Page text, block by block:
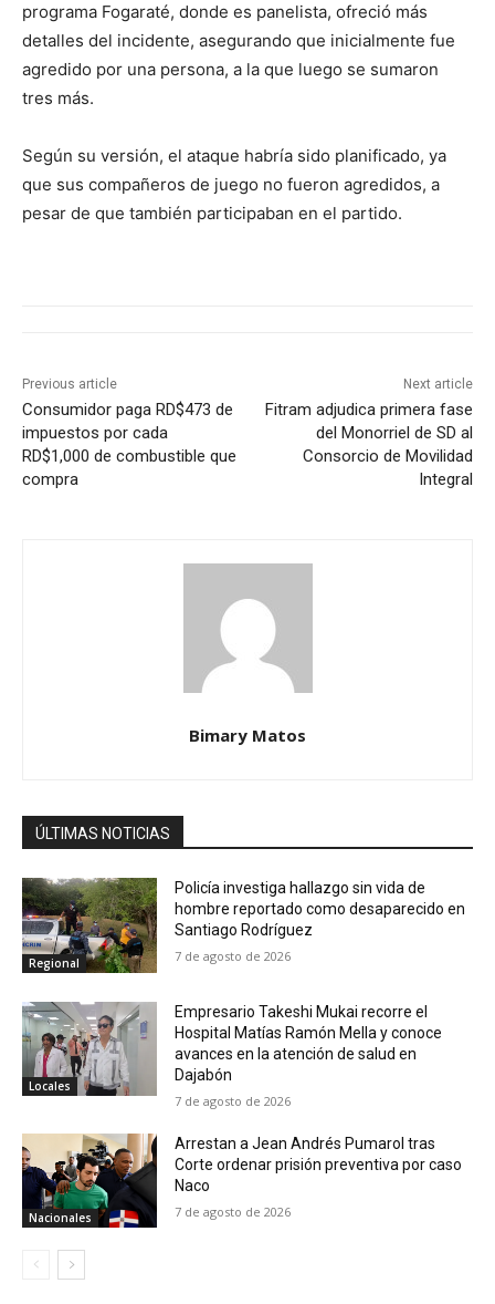
programa Fogaraté, donde es panelista, ofreció más
detalles del incidente, asegurando que inicialmente fue
agredido por una persona, a la que luego se sumaron
tres más.
Según su versión, el ataque habría sido planificado, ya
que sus compañeros de juego no fueron agredidos, a
pesar de que también participaban en el partido.
Previous article
Consumidor paga RD$473 de
impuestos por cada
RD$1,000 de combustible que
compra
Next article
Fitram adjudica primera fase
del Monorriel de SD al
Consorcio de Movilidad
Integral
Bimary Matos
ÚLTIMAS NOTICIAS
Regional
Policía investiga hallazgo sin vida de
hombre reportado como desaparecido en
Santiago Rodríguez
7 de agosto de 2026
Locales
Empresario Takeshi Mukai recorre el
Hospital Matías Ramón Mella y conoce
avances en la atención de salud en
Dajabón
7 de agosto de 2026
Nacionales
Arrestan a Jean Andrés Pumarol tras
Corte ordenar prisión preventiva por caso
Naco
7 de agosto de 2026